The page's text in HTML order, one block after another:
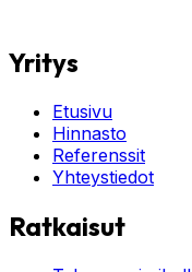
Yritys
Etusivu
Hinnasto
Referenssit
Yhteystiedot
Ratkaisut